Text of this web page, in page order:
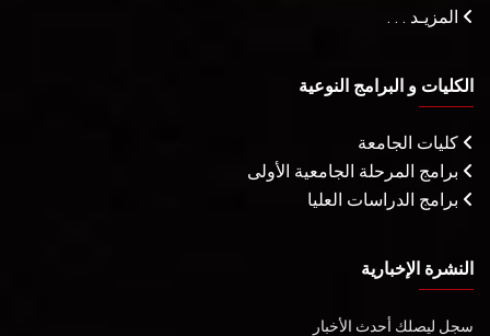
المزيـد . . .
الكليات و البرامج النوعية
كليات الجامعة
برامج المرحلة الجامعية الأولى
برامج الدراسات العليا
النشرة الإخبارية
سجل ليصلك أحدث الأخبار